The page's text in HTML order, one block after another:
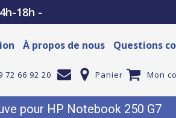
18h -
À propos de nous Questions
72 66 92 20 Panier Mon
pour HP Notebook 250 G7